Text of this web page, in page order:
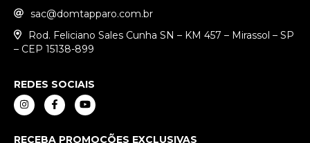
sac@domtapparo.com.br
Rod. Feliciano Sales Cunha SN – KM 457 – Mirassol – SP
– CEP 15138-899
REDES SOCIAIS
RECEBA PROMOÇÕES EXCLUSIVAS